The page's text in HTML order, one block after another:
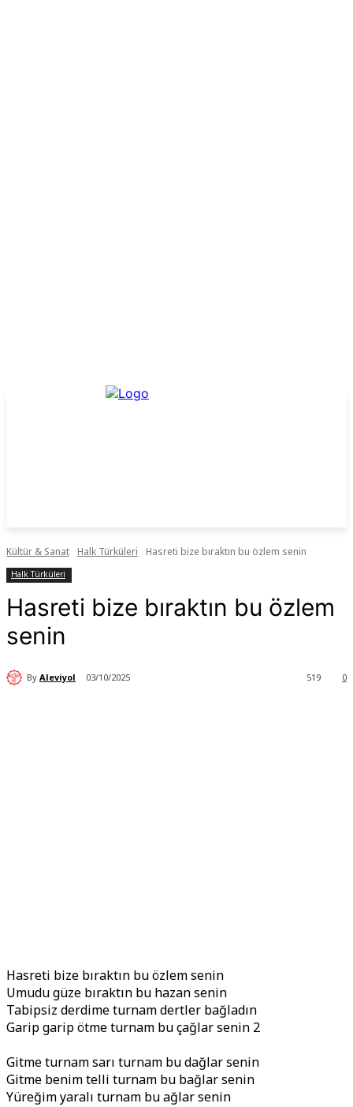
Kültür & Sanat Halk Türküleri Hasreti bize bıraktın bu özlem senin
Halk Türküleri
Hasreti bize bıraktın bu özlem
senin
By Aleviyol 03/10/2025 0
519
Hasreti bize bıraktın bu özlem senin
Umudu güze bıraktın bu hazan senin
Tabipsiz derdime turnam dertler bağladın
Garip garip ötme turnam bu çağlar senin 2
Gitme turnam sarı turnam bu dağlar senin
Gitme benim telli turnam bu bağlar senin
Yüreğim yaralı turnam bu ağlar senin